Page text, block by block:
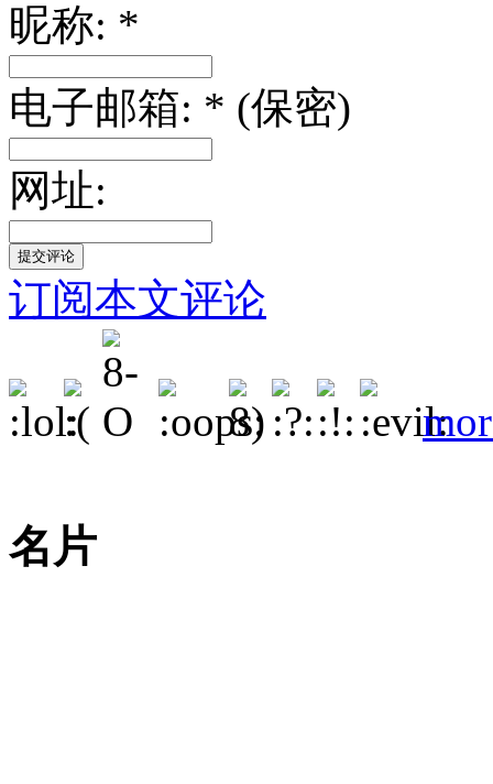
昵称: *
电子邮箱: * (保密)
网址:
订阅本文评论
名片